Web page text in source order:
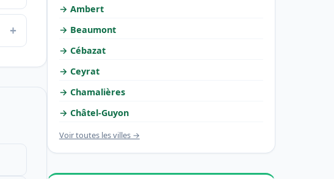
→ Ambert
→ Beaumont
→ Cébazat
→ Ceyrat
→ Chamalières
→ Châtel-Guyon
Voir toutes les villes →